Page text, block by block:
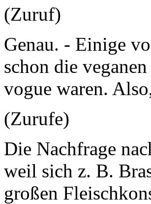
(Zuruf)
Genau. - Einige
schon die
vogue waren.
(Zurufe)
Die Nachfrage
weil sich z. B.
großen